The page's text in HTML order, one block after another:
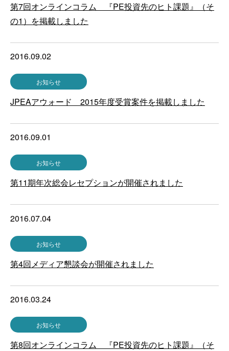
第7回オンラインコラム 『PE投資先のヒト課題』（そ
の1）を掲載しました
2016.09.02
お知らせ
JPEAアウォード 2015年度受賞案件を掲載しました
2016.09.01
お知らせ
第11期年次総会レセプションが開催されました
2016.07.04
お知らせ
第4回メディア懇談会が開催されました
2016.03.24
お知らせ
第8回オンラインコラム 『PE投資先のヒト課題』（そ